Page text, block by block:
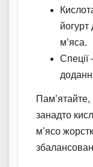
м’яса.
Спеції
занадто
м’ясо